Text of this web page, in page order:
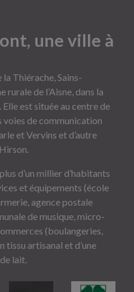
une ville à
Thiérache, Sains-
rurale de l’Aisne, dans la
est située au centre de
voies de communication
et Vervins et d’autre
d’un millier d’habitants
et équipements (école
agence postale
de musique, micro-
(boulangeries,
tissu artisanal et d’une
lait.